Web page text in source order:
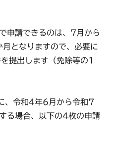
申請できるのは、7月から
となりますので、必要に
提出します（免除等の1
、令和4年6月から令和7
る場合、以下の4枚の申請